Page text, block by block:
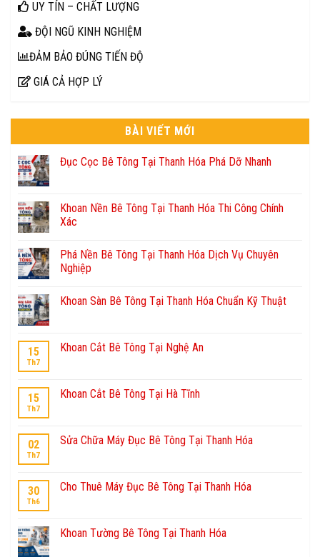
UY TÍN – CHẤT LƯỢNG
ĐỘI NGŨ KINH NGHIỆM
ĐẢM BẢO ĐÚNG TIẾN ĐỘ
GIÁ CẢ HỢP LÝ
BÀI VIẾT MỚI
Đục Cọc Bê Tông Tại Thanh Hóa Phá Dỡ Nhanh
Khoan Nền Bê Tông Tại Thanh Hóa Thi Công Chính
Xác
Phá Nền Bê Tông Tại Thanh Hóa Dịch Vụ Chuyên
Nghiệp
Khoan Sàn Bê Tông Tại Thanh Hóa Chuẩn Kỹ Thuật
15
Th7
Khoan Cắt Bê Tông Tại Nghệ An
15
Th7
Khoan Cắt Bê Tông Tại Hà Tĩnh
02
Th7
Sửa Chữa Máy Đục Bê Tông Tại Thanh Hóa
30
Th6
Cho Thuê Máy Đục Bê Tông Tại Thanh Hóa
Khoan Tường Bê Tông Tại Thanh Hóa